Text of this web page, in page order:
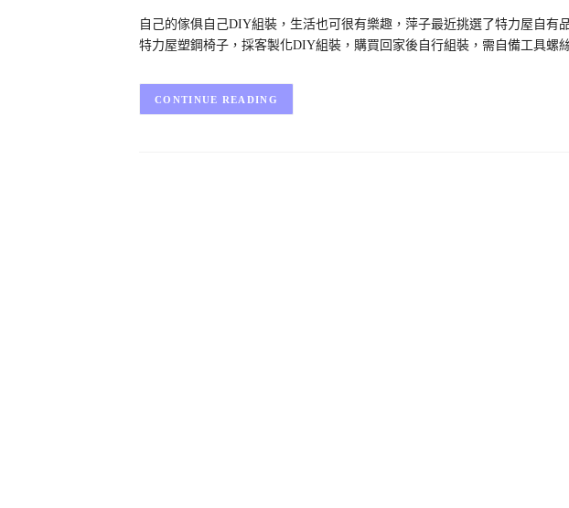
自己的傢俱自己DIY組裝，生活也可很有樂趣，萍子最近挑選了特力屋自有
特力屋塑鋼椅子，採客製化DIY組裝，購買回家後自行組裝，需自備工具
CONTINUE READING